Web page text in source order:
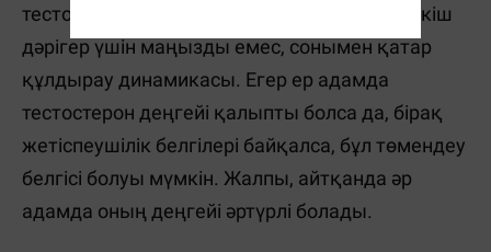
тестостерон деңгейі. Дегенмен, бұл көрсеткіш
дәрігер үшін маңызды емес, сонымен қатар
құлдырау динамикасы. Егер ер адамда
тестостерон деңгейі қалыпты болса да, бірақ
жетіспеушілік белгілері байқалса, бұл төмендеу
белгісі болуы мүмкін. Жалпы, айтқанда әр
адамда оның деңгейі әртүрлі болады.